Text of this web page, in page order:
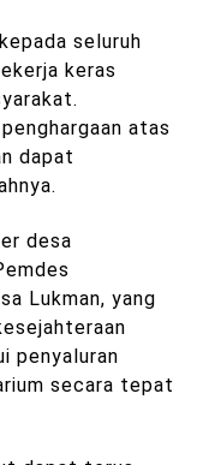
seluruh
keras
atas
dapat
desa
Lukman, yang
penyaluran
secara tepat